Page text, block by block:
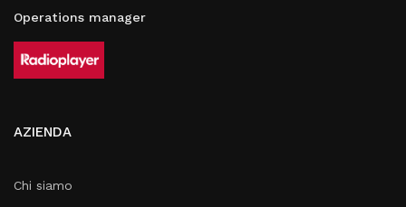
Operations manager
AZIENDA
Chi siamo